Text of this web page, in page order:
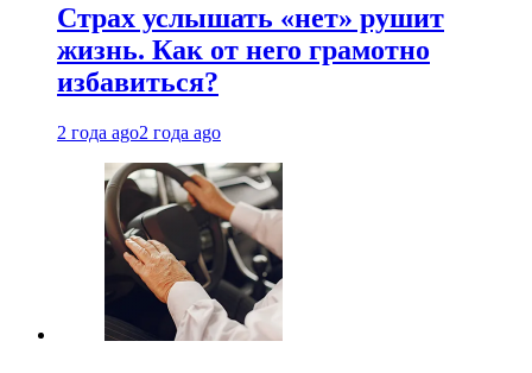
Страх услышать «нет» рушит
жизнь. Как от него грамотно
избавиться?
2 года ago2 года ago